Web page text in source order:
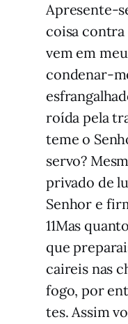
Apresente-
coisa contra
vem em
condenar-
roída pela
teme o
servo?
privado de
Senhor e
11Mas
que
caireis nas
fogo, por
tes. Assim